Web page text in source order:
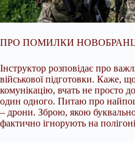
ПРО ПОМИЛКИ
Інструктор розповідає про
військової підготовки. Каже,
комунікацію, вчать не просто
один одного. Питаю про
– дрони. Зброю, якою
фактично ігнорують на